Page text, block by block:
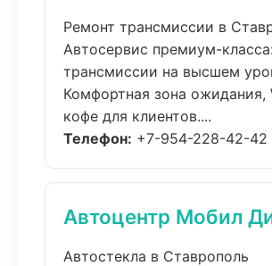
Ремонт трансмиссии в
Автосервис премиум-
трансмиссии на высшем
Комфортная зона ожидания,
кофе для клиентов....
Телефон: +7-954-228-42-42
Автоцентр Мобил
Автостекла в Ставрополь